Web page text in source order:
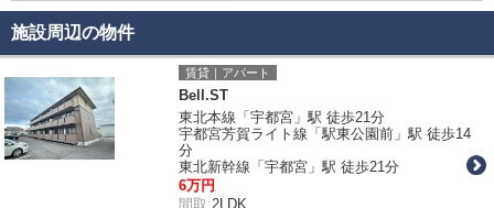
施設周辺の物件
賃貸｜アパート
Bell.ST
東北本線「宇都宮」駅 徒歩21分
宇都宮芳賀ライト線「駅東公園前」駅 徒歩14
分
東北新幹線「宇都宮」駅 徒歩21分
6万円
間取:2LDK